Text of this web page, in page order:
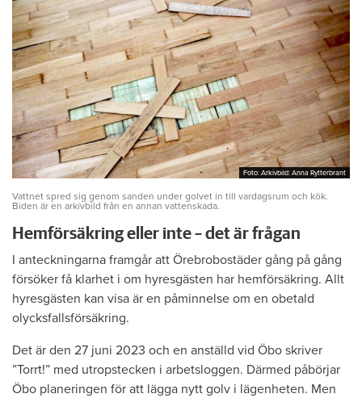
Foto: Arkivbild: Anna Rytterbrant
Foto: Arkivbild: Anna Rytterbrant
Vattnet spred sig genom sanden under golvet in till vardagsrum och kök.
Biden är en arkivbild från en annan vattenskada.
Hemförsäkring eller inte – det är frågan
I anteckningarna framgår att Örebrobostäder gång på gång
försöker få klarhet i om hyresgästen har hemförsäkring. Allt
hyresgästen kan visa är en påminnelse om en obetald
olycksfallsförsäkring.
Det är den 27 juni 2023 och en anställd vid Öbo skriver
”Torrt!” med utropstecken i arbetsloggen. Därmed påbörjar
Öbo planeringen för att lägga nytt golv i lägenheten. Men